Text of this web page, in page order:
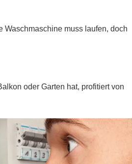
Waschmaschine muss laufen, doch
oder Garten hat, profitiert von